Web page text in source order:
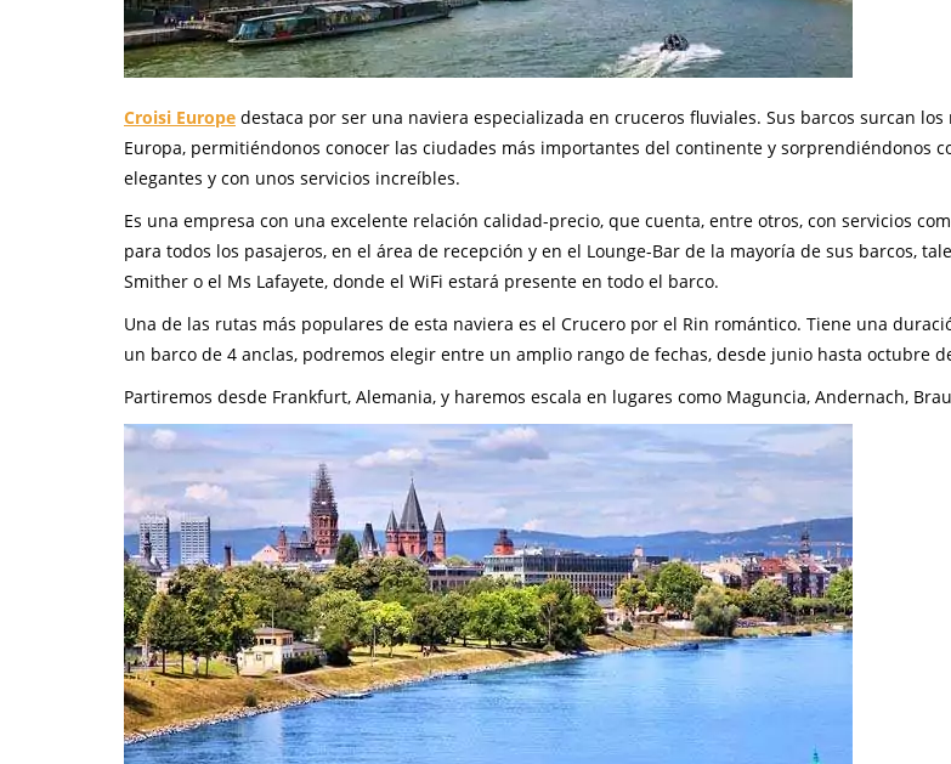
Croisi Europe destaca por ser una naviera especializada en cruceros fluviales. Sus barcos surcan
Europa, permitiéndonos conocer las ciudades más importantes del continente y sorprendiéndonos
elegantes y con unos servicios increíbles.
Es una empresa con una excelente relación calidad-precio, que cuenta, entre otros, con servicios
para todos los pasajeros, en el área de recepción y en el Lounge-Bar de la mayoría de sus barcos,
Smither o el Ms Lafayete, donde el WiFi estará presente en todo el barco.
Una de las rutas más populares de esta naviera es el Crucero por el Rin romántico. Tiene una
un barco de 4 anclas, podremos elegir entre un amplio rango de fechas, desde junio hasta octubre
Partiremos desde Frankfurt, Alemania, y haremos escala en lugares como Maguncia, Andernach,